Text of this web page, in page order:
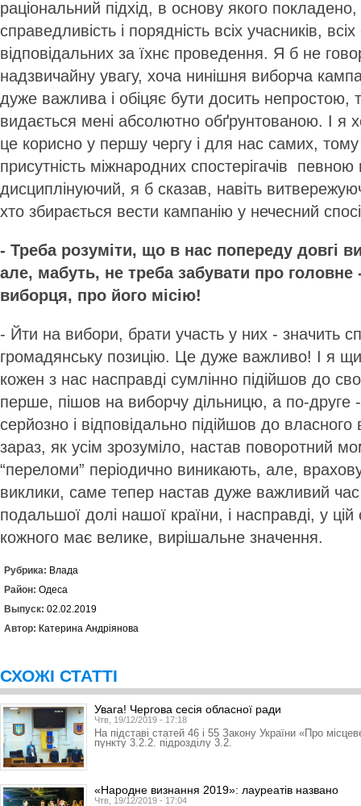
раціональний підхід, в основу якого покладено,
справедливість і порядність всіх учасників, всіх
відповідальних за їхнє проведення. Я б не
надзвичайну увагу, хоча нинішня виборча
дуже важлива і обіцяє бути досить непростою,
видається мені абсолютно обґрунтованою. І я
це корисно у першу чергу і для нас самих,
присутність міжнародних спостерігачів
дисциплінуючий, я б сказав, навіть
хто збирається вести кампанію у нечесний
- Треба розуміти, що в нас попереду довгі
але, мабуть, не треба забувати про головне
виборця, про його місію!
- Йти на вибори, брати участь у них - значить
громадянську позицію. Це дуже важливо! І я
кожен з нас насправді сумлінно підійшов до
перше, пішов на виборчу дільницю, а по-
серйозно і відповідально підійшов до
зараз, як усім зрозуміло, настав поворотний
“переломи” періодично виникають, але,
виклики, саме тепер настав дуже важливий час
подальшої долі нашої країни, і насправді, у цій
кожного має велике, вирішальне значення.
Рубрика: Влада
Район: Одеса
Выпуск: 02.02.2019
Автор: Катерина Андріянова
СХОЖІ СТАТТІ
Увага! Чергова сесія обласної ради
Чтв, 19/12/2019 - 17:18
На підставі статей 46 і 55 Закону України «Про
пункту 3.2.2. підрозділу 3.2.
«Народне визнання 2019»: лауреатів названо
Чтв, 19/12/2019 - 17:04